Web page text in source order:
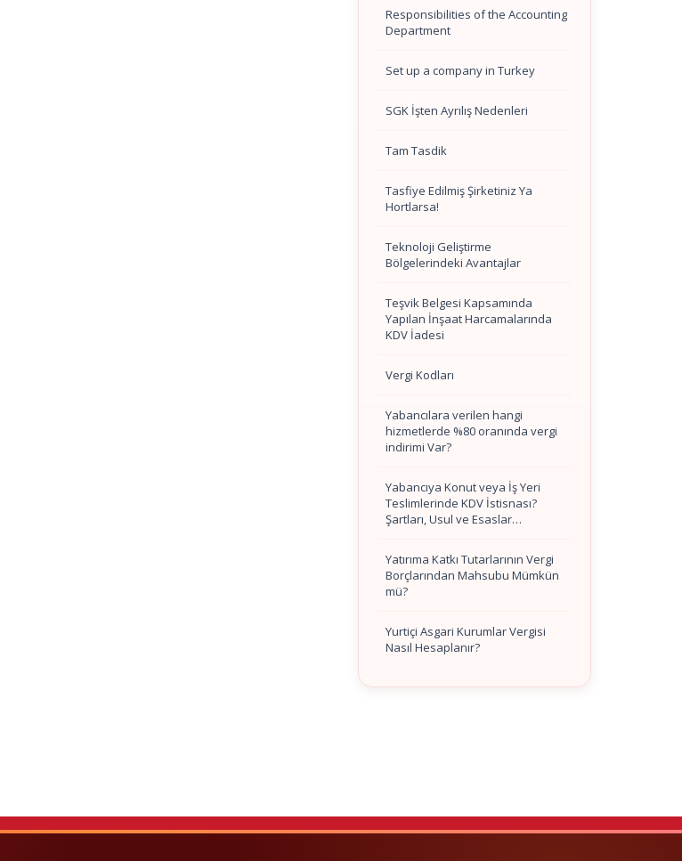
Responsibilities of the Accounting
Department
Set up a company in Turkey
SGK İşten Ayrılış Nedenleri
Tam Tasdik
Tasfiye Edilmiş Şirketiniz Ya
Hortlarsa!
Teknoloji Geliştirme
Bölgelerindeki Avantajlar
Teşvik Belgesi Kapsamında
Yapılan İnşaat Harcamalarında
KDV İadesi
Vergi Kodları
Yabancılara verilen hangi
hizmetlerde %80 oranında vergi
indirimi Var?
Yabancıya Konut veya İş Yeri
Teslimlerinde KDV İstisnası?
Şartları, Usul ve Esaslar…
Yatırıma Katkı Tutarlarının Vergi
Borçlarından Mahsubu Mümkün
mü?
Yurtiçi Asgari Kurumlar Vergisi
Nasıl Hesaplanır?